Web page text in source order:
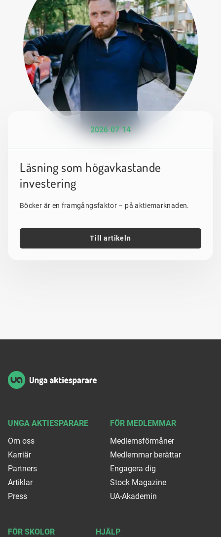
2026 07 14
Läsning som högavkastande
investering
Böcker är en framgångsfaktor – på aktiemarknaden.
Till artikeln
UNGA AKTIESPARARE
Om oss
Karriär
Partners
Artiklar
Press
FÖR MEDLEMMAR
Medlemsförmåner
Medlemmar berättar
Engagera dig
Stock Magazine
UA-Akademin
FÖR SKOLOR
HJÄLP